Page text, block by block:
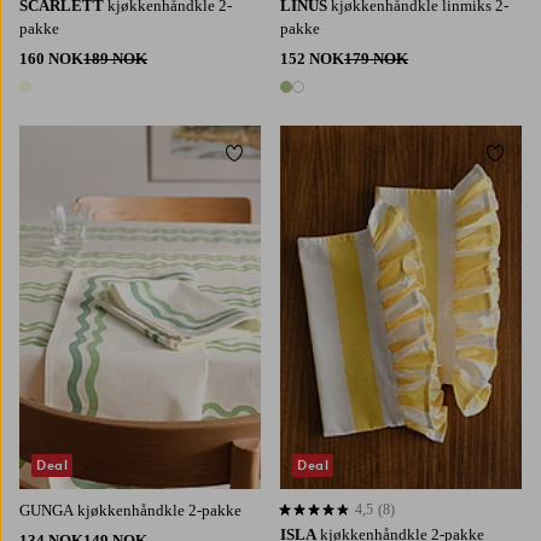
SCARLETT kjøkkenhåndkle 2-
pakke
160 NOK189 NOK
LINUS kjøkkenhåndkle linmiks 2-
pakke
152 NOK179 NOK
2 farger
GUNGA kjøkkenhåndkle 2-pakke
Deal
Legg til favoritter
ISLA kjøkkenhåndkle 2-pakke
4,5 basert på 8 karaktergivninger
4,5 (8)
Deal
Legg